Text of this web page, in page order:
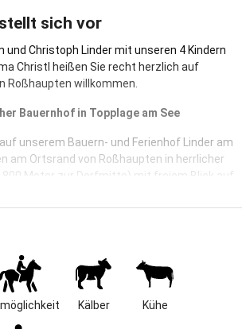
sich vor
und Christoph Linder mit unseren 4 Kindern
Christl heißen Sie recht herzlich auf
Roßhaupten willkommen.
Bauernhof in Topplage am See
unserem Bauern- und Ferienhof Linder am
am Ortsrand von Roßhaupten in herrlicher
800 Meter zur Dorfmitte) mit freiem Blick auf
in saftig grüne Wiesen.Unsere
wir modern und gemütlich eingerichtet.
und unsere Familie freuen uns auf Sie.
dem Ferienhof Linder am Forggensee,
Milchviehbetrieb in ruhiger und sehr
der allgäuer Berge.
am Ortsrand von Roßhaupten in Alleinlage
Kälber Kühe